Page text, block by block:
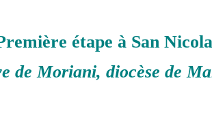
étape à San
de Moriani, diocèse de